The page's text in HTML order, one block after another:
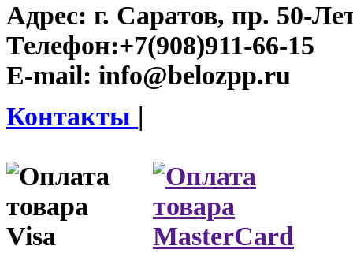
Адрес: г. Саратов, пр. 50-
Телефон:+7(908)911-66-15
E-mail: info@belozpp.ru
Контакты |